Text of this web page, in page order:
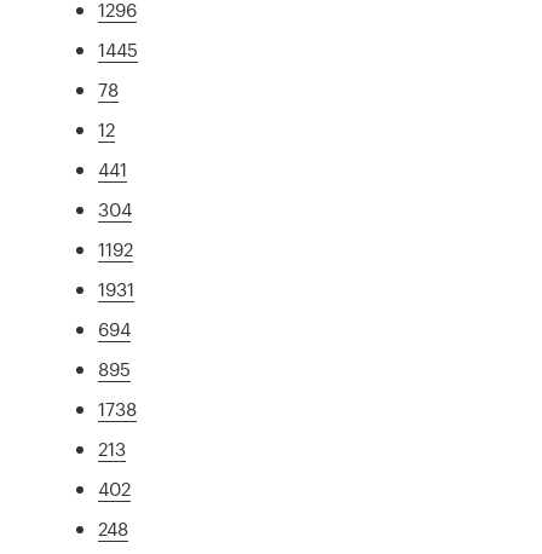
1296
1445
78
12
441
304
1192
1931
694
895
1738
213
402
248